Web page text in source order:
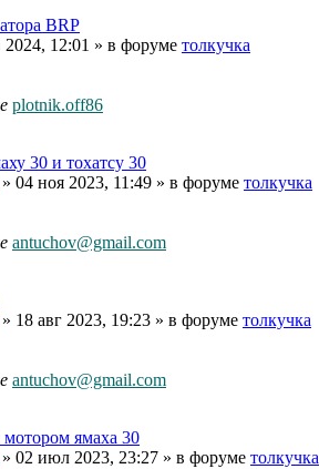
BRP
2024, 12:01 » в форуме толкучка
plotnik.off86
30 и тохатсу 30
» 04 ноя 2023, 11:49 » в форуме толкучка
antuchov@gmail.com
» 18 авг 2023, 19:23 » в форуме толкучка
antuchov@gmail.com
ямаха 30
» 02 июл 2023, 23:27 » в форуме толкучка